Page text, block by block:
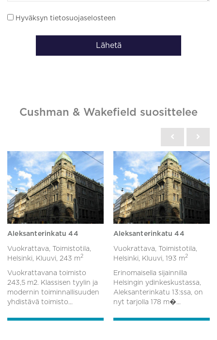
Hyväksyn tietosuojaselosteen
Lähetä
Cushman & Wakefield suosittelee
Aleksanterinkatu 44
Vuokrattava, Toimistotila,
Helsinki, Kluuvi, 243 m2
Vuokrattavana toimisto
243,5 m2. Klassisen tyylin ja
modernin toiminnallisuuden
yhdistävä toimisto...
Aleksanterinkatu 44
Vuokrattava, Toimistotila,
Helsinki, Kluuvi, 193 m2
Erinomaisella sijainnilla
Helsingin ydinkeskustassa,
Aleksanterinkatu 13:ssa, on
nyt tarjolla 178 m�...